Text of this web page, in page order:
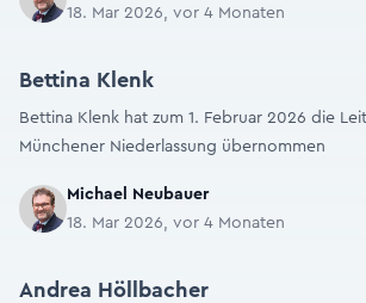
18. Mar 2026, vor 4 Monaten
Bettina Klenk
Bettina Klenk hat zum 1. Februar 2026 die
Münchener Niederlassung übernommen
Michael Neubauer
18. Mar 2026, vor 4 Monaten
Andrea Höllbacher